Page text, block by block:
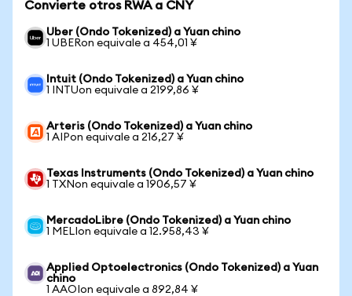
Convierte otros RWA a CNY
Uber (Ondo Tokenized) a Yuan chino
1 UBERon equivale a 454,01 ¥
Intuit (Ondo Tokenized) a Yuan chino
1 INTUon equivale a 2199,86 ¥
Arteris (Ondo Tokenized) a Yuan chino
1 AIPon equivale a 216,27 ¥
Texas Instruments (Ondo Tokenized) a Yuan chino
1 TXNon equivale a 1906,57 ¥
MercadoLibre (Ondo Tokenized) a Yuan chino
1 MELIon equivale a 12.958,43 ¥
Applied Optoelectronics (Ondo Tokenized) a Yuan
chino
1 AAOIon equivale a 892,84 ¥